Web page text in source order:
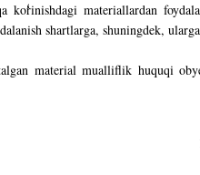
korinishdagi materiallardan
shartlarga, shuningdek,
material mualliflik huquqi